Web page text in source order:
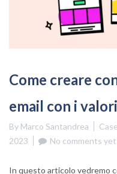
Come creare
email con i
By Marco Santandrea
2023
No comments yet
In questo articolo vedremo